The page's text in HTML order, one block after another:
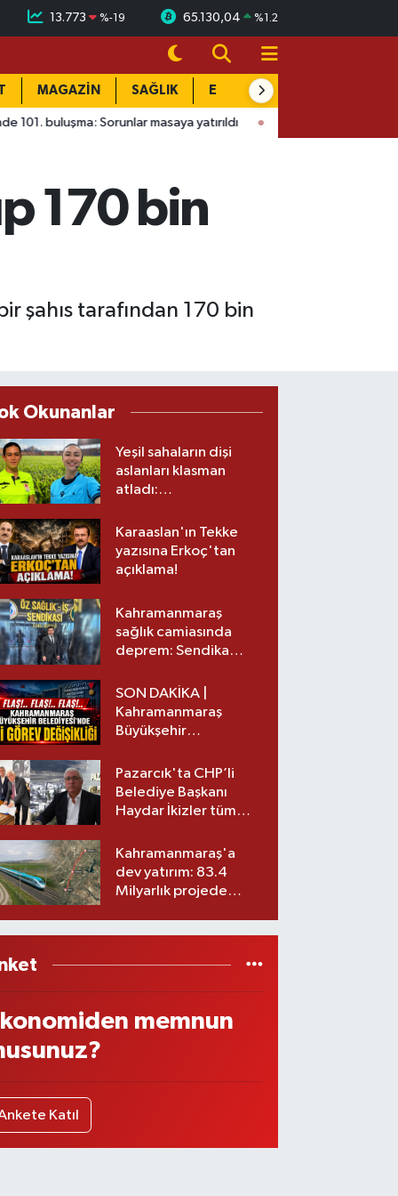
13.773 %-19 65.130,04 %1.2
MAGAZİN SAĞLIK EĞİTİM
Sorunlar masaya yatırıldı 15:41Ağustos Fuarı'nda Madrigal
170 bin
şahıs tarafından 170 bin
Okunanlar
Yeşil sahaların dişi
aslanları klasman
atladı:
üst lige iki transfer!
Karaaslan'ın Tekke
yazısına Erkoç'tan
açıklama!
Kahramanmaraş
sağlık camiasında
deprem: Sendika
SON DAKİKA |
Kahramanmaraş
Büyükşehir
görev değişikliği!
Pazarcık'ta CHP’li
Belediye Başkanı
Haydar İkizler tüm
yeni partisi
Kahramanmaraş'a
dev yatırım: 83.4
Milyarlık projede
memnun
Katıl